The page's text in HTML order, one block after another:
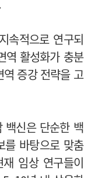
속적으로 연구되
역 활성화가 충분
증강 전략을 고
백신은 단순한 백
를 바탕으로 맞춤
임상 연구들이